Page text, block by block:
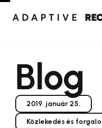
Blog
2019. január 25.
Közlekedés és